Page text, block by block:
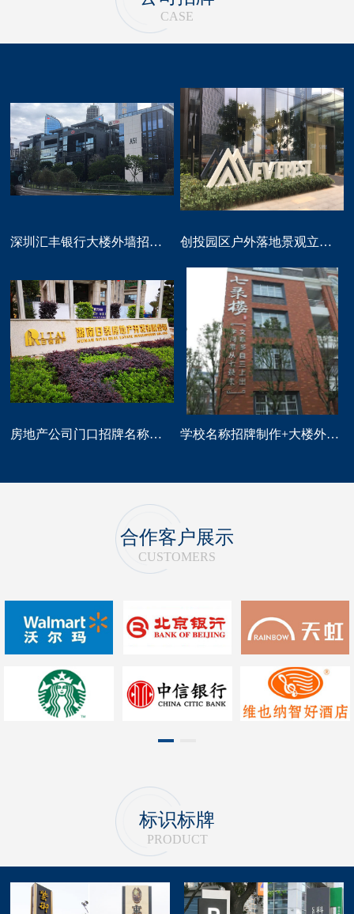
CASE
深圳汇丰银行大楼外墙招牌logo标识制作 创投园区户外落地景观立体字大型标识制作
房地产公司门口招牌名称广告字制作 学校名称招牌制作+大楼外墙字制作
合作客户展示
CUSTOMERS
标识标牌
PRODUCT